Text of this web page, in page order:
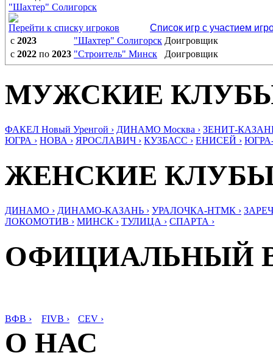
"Шахтер" Солигорск
Перейти к списку игроков
Список игр с участием
с 2023 "Шахтер" Солигорск Доигровщик
с 2022 по 2023 "Строитель" Минск Доигровщик
МУЖСКИЕ
ФАКЕЛ Новый Уренгой › ДИНАМО Москва › ЗЕНИТ-
ЮГРА › НОВА › ЯРОСЛАВИЧ › КУЗБАСС › ЕНИСЕЙ ›
ЖЕНСКИЕ
ДИНАМО › ДИНАМО-КАЗАНЬ › УРАЛОЧКА-НТМК ›
ЛОКОМОТИВ › МИНСК › ТУЛИЦА › СПАРТА ›
ОФИЦИАЛЬНЫЙ
ВФВ › FIVB › CEV ›
О НАС